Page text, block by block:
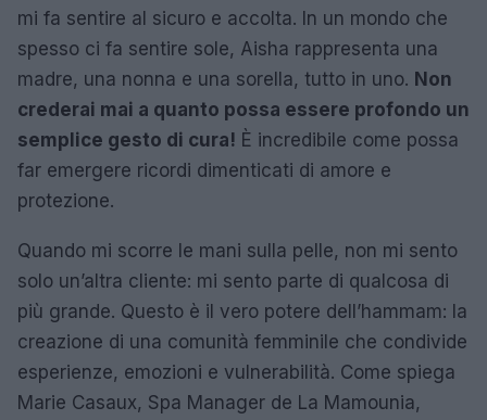
mi fa sentire al sicuro e accolta. In un mondo che
spesso ci fa sentire sole, Aisha rappresenta una
madre, una nonna e una sorella, tutto in uno. Non
crederai mai a quanto possa essere profondo un
semplice gesto di cura! È incredibile come possa
far emergere ricordi dimenticati di amore e
protezione.
Quando mi scorre le mani sulla pelle, non mi sento
solo un’altra cliente: mi sento parte di qualcosa di
più grande. Questo è il vero potere dell’hammam: la
creazione di una comunità femminile che condivide
esperienze, emozioni e vulnerabilità. Come spiega
Marie Casaux, Spa Manager de La Mamounia,